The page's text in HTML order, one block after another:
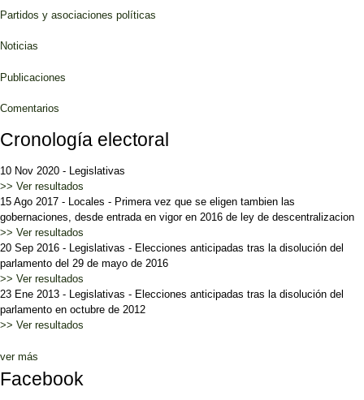
Partidos y asociaciones políticas
Noticias
Publicaciones
Comentarios
Cronología electoral
10 Nov 2020 - Legislativas
>> Ver resultados
15 Ago 2017 - Locales - Primera vez que se eligen tambien las
gobernaciones, desde entrada en vigor en 2016 de ley de descentralizacion
>> Ver resultados
20 Sep 2016 - Legislativas - Elecciones anticipadas tras la disolución del
parlamento del 29 de mayo de 2016
>> Ver resultados
23 Ene 2013 - Legislativas - Elecciones anticipadas tras la disolución del
parlamento en octubre de 2012
>> Ver resultados
ver más
Facebook